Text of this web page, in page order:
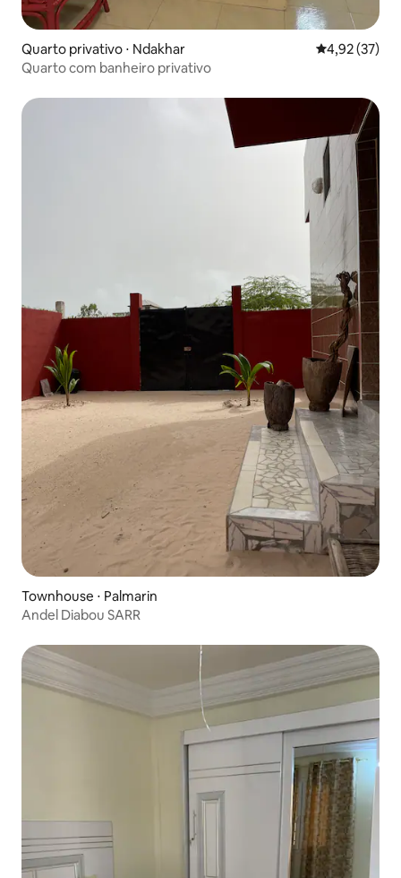
Quarto privativo ⋅ Ndakhar 4,92 de uma
4,92 (37)
Quarto com banheiro privativo
Townhouse ⋅ Palmarin
Andel Diabou SARR